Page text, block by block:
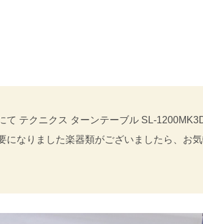
て テクニクス ターンテーブル SL-
になりました楽器類がございましたら、お